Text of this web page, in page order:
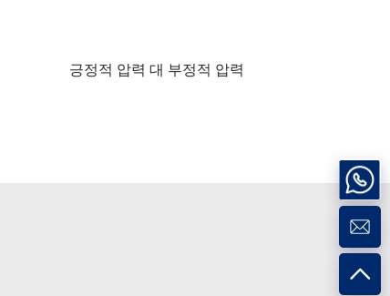
긍정적 압력 대 부정적 압력